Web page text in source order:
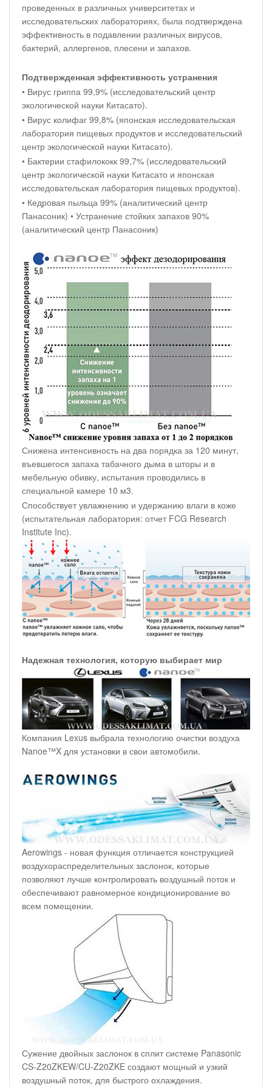
проведенных в различных университетах и
исследовательских лабораториях, была подтверждена
эффективность в подавлении различных вирусов,
бактерий, аллергенов, плесени и запахов.
Подтвержденная эффективность устранения
• Вирус гриппа 99,9% (исследовательский центр
экологической науки Китасато).
• Вирус колифаг 99,8% (японская исследовательская
лаборатория пищевых продуктов и исследовательский
центр экологической науки Китасато).
• Бактерии стафилококк 99,7% (исследовательский
центр экологической науки Китасато и японская
исследовательская лаборатория пищевых продуктов).
• Кедровая пыльца 99% (аналитический центр
Панасоник) • Устранение стойких запахов 90%
(аналитический центр Панасоник)
Снижена интенсивность на два порядка за 120 минут,
въевшегося запаха табачного дыма в шторы и в
мебельную обивку, испытания проводились в
специальной камере 10 м3.
Способствует увлажнению и удержанию влаги в коже
(испытательная лаборатория: отчет FCG Research
Institute Inc).
Надежная технология, которую выбирает мир
Компания Lexus выбрала технологию очистки воздуха
Nanoe™X для установки в свои автомобили.
Aerowings - новая функция отличается конструкцией
воздухораспределительных заслонок, которые
позволяют лучше контролировать воздушный поток и
обеспечивают равномерное кондиционирование во
всем помещении.
Сужение двойных заслонок в сплит системе Panasonic
CS-Z20ZKEW/CU-Z20ZKE создают мощный и узкий
воздушный поток, для быстрого охлаждения.